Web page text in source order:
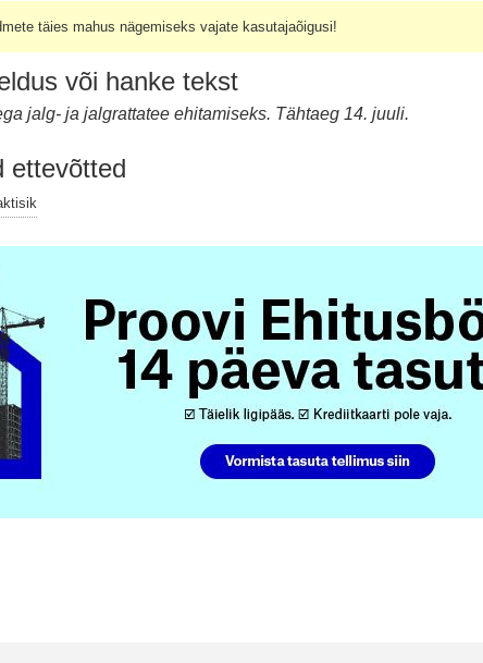
täies mahus nägemiseks vajate kasutajaõigusi!
või hanke tekst
jalg- ja jalgrattatee ehitamiseks. Tähtaeg 14. juuli.
ettevõtted